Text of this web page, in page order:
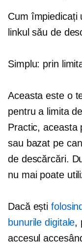
Cum împiedicați
linkul său de
Simplu: prin
Aceasta este o
pentru a limita
Practic, aceasta
sau bazat pe
de descărcări.
nu mai poate
Dacă ești
bunurile digitale,
accesul